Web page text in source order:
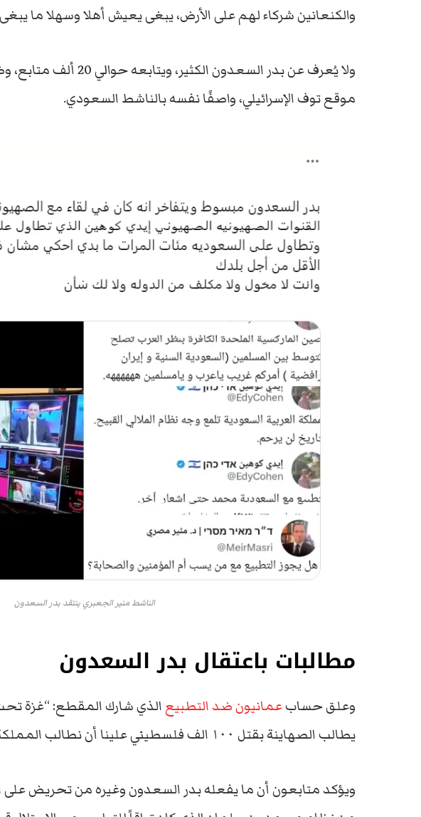
والكنعانين شركاء لهم على الأرض، يبغى يعيش أهلا وسهلا ما
ولا يُعرف عن بدر السعدون
موقع توف الإسرائيلي، واصفًا نفسه بالناشط السعودي.
الناشط منير الجعبري ينتقد بدر السعدون
مطالبات باعتقال بدر السعدون
وعلق حسابعمانيون ضد التطبيع الذي شارك المقطع: “غزة
يطالب الصهاينة بقتل ١٠٠ الف فلسطيني علينا أن نطالب المملكة باعتقال هذا الارهابي”.
ويؤكد متابعون أن ما يفعله بدر السعدون وغيره من تحريض على